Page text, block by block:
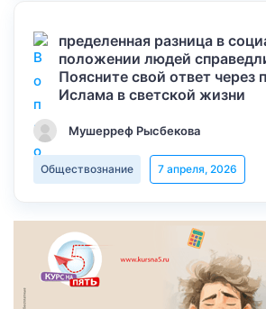
пределенная разница в
положении людей
Поясните свой ответ через
Ислама в светской жизни
Мушерреф Рысбекова
Обществознание 7 апреля, 2026